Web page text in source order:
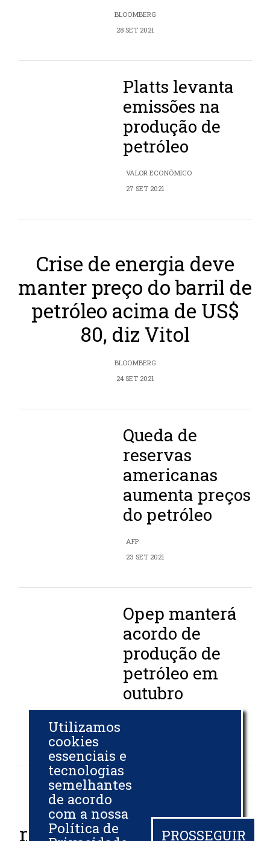
BLOOMBERG
28 SET 2021
Platts levanta
emissões na
produção de
petróleo
VALOR ECONÔMICO
27 SET 2021
Crise de energia deve
manter preço do barril de
petróleo acima de US$
80, diz Vitol
BLOOMBERG
24 SET 2021
Queda de
reservas
americanas
aumenta preços
do petróleo
AFP
23 SET 2021
Opep manterá
acordo de
produção de
petróleo em
outubro
Países precisam abrir
mão de 60% das reservas
Utilizamos
cookies
essenciais e
tecnologias
semelhantes
de acordo
com a nossa
Política de
PROSSEGUIR